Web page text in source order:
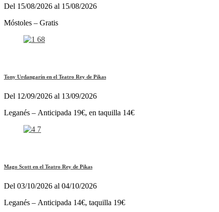
Del 15/08/2026 al 15/08/2026
Móstoles – Gratis
Tony Urdangarín en el Teatro Rey de Pikas
Del 12/09/2026 al 13/09/2026
Leganés – Anticipada 19€, en taquilla 14€
Mago Scott en el Teatro Rey de Pikas
Del 03/10/2026 al 04/10/2026
Leganés – Anticipada 14€, taquilla 19€